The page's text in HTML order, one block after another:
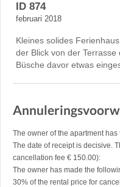
ID 874
februari 2018
Kleines solides
der Blick von der
Büsche davor etwas
The owner of the apartment
The date of receipt is decisive.
cancellation fee € 150.00):
The owner has made the
30% of the rental price for